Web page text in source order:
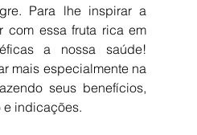
Para lhe inspirar a
com essa fruta rica em
a nossa saúde!
mais especialmente na
seus benefícios,
e indicações.